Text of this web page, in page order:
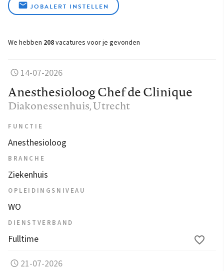
JOBALERT INSTELLEN
We hebben 208vacatures voor je gevonden
14-07-2026
Anesthesioloog Chef de Clinique
Diakonessenhuis, Utrecht
FUNCTIE
Anesthesioloog
BRANCHE
Ziekenhuis
OPLEIDINGSNIVEAU
WO
DIENSTVERBAND
Fulltime
21-07-2026